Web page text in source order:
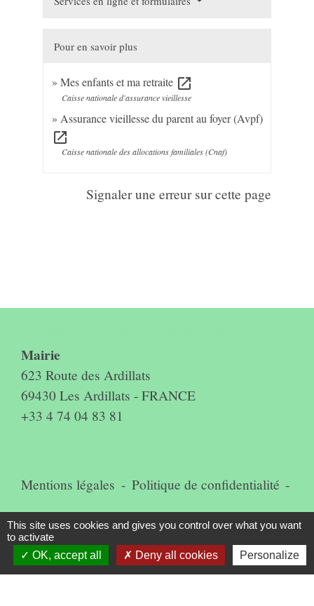
Pour en savoir plus
Mes enfants et ma retraite open_in_new
Caisse nationale d'assurance vieillesse
Assurance vieillesse du parent au foyer (Avpf)
open_in_new
Caisse nationale des allocations familiales (Cnaf)
Signaler une erreur sur cette page
Mairie
623 Route des Ardillats
69430 Les Ardillats - FRANCE
+33 4 74 04 83 81
Mentions légales - Politique de confidentialité -
Accessibilité - Plan du site -
Gestion des cookies
This site uses cookies and gives you control over what you want
to activate
OK, accept all
Deny all cookies Personalize